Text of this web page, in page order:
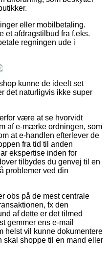
eller mobilbetaling.
et afdragstilbud fra f.eks.
regningen ude i
kunne de ideelt set
det naturligvis ikke super
være at se hvorvidt
af e-mærke ordningen, som
at e-handlen efterlever de
fra tid til anden
ekspertise inden for
tilbydes du genvej til en
problemer ved din
obs på de mest centrale
fx den
af dette er det tilmed
gemmer ens e-mail
helst vil kunne dokumentere
skal shoppe til en mand eller